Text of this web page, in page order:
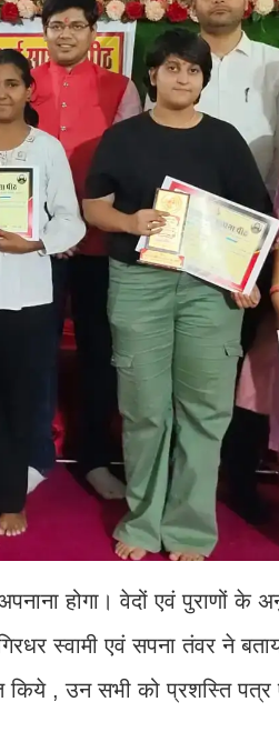
होगा। वेदों एवं पुराणों के
स्वामी एवं सपना तंवर ने
किये , उन सभी को प्रशस्ति